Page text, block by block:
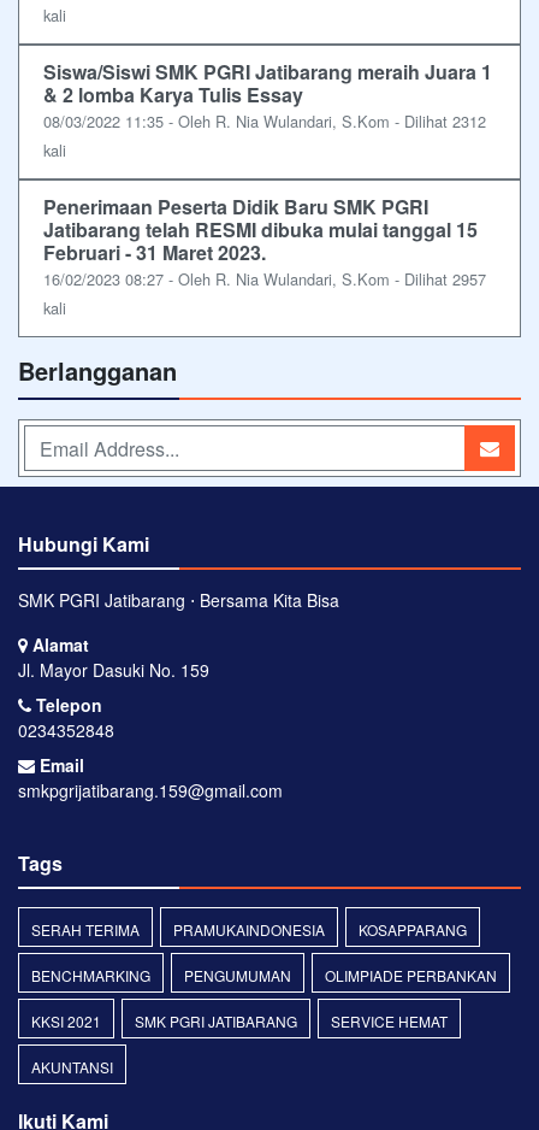
kali
Siswa/Siswi SMK PGRI Jatibarang meraih Juara 1
& 2 lomba Karya Tulis Essay
08/03/2022 11:35 - Oleh R. Nia Wulandari, S.Kom - Dilihat 2312
kali
Penerimaan Peserta Didik Baru SMK PGRI
Jatibarang telah RESMI dibuka mulai tanggal 15
Februari - 31 Maret 2023.
16/02/2023 08:27 - Oleh R. Nia Wulandari, S.Kom - Dilihat 2957
kali
Berlangganan
Hubungi Kami
SMK PGRI Jatibarang ⋅ Bersama Kita Bisa
Alamat
Jl. Mayor Dasuki No. 159
Telepon
0234352848
Email
smkpgrijatibarang.159@gmail.com
Tags
SERAH TERIMA PRAMUKAINDONESIA KOSAPPARANG
BENCHMARKING PENGUMUMAN OLIMPIADE PERBANKAN
KKSI 2021 SMK PGRI JATIBARANG SERVICE HEMAT
AKUNTANSI
Ikuti Kami